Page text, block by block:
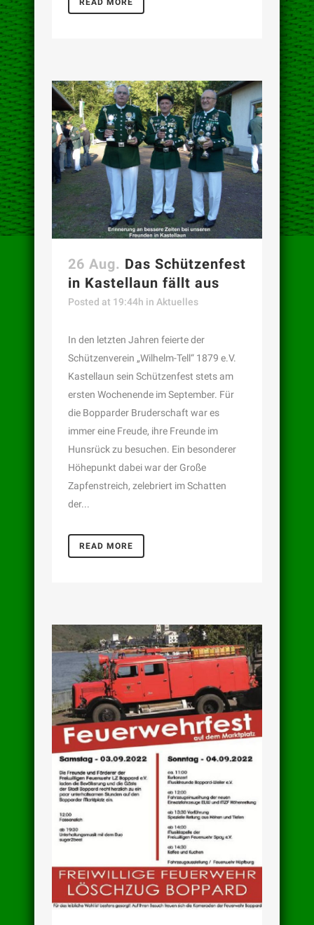
26 Aug. Das Schützenfest
in Kastellaun fällt aus
Posted at 19:44h in Aktuelles
In den letzten Jahren feierte der
Schützenverein „Wilhelm-Tell“ 1879 e.V.
Kastellaun sein Schützenfest stets am
ersten Wochenende im September. Für
die Bopparder Bruderschaft war es
immer eine Freude, ihre Freunde im
Hunsrück zu besuchen. Ein besonderer
Höhepunkt dabei war der Große
Zapfenstreich, zelebriert im Schatten
der...
READ MORE